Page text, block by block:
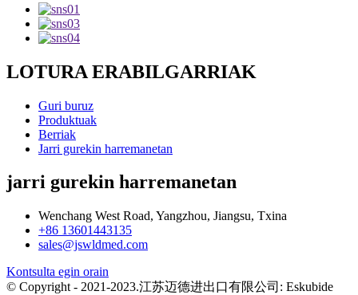
LOTURA ERABILGARRIAK
Guri buruz
Produktuak
Berriak
Jarri gurekin harremanetan
jarri gurekin harremanetan
Wenchang West Road, Yangzhou, Jiangsu, Txina
+86 13601443135
sales@jswldmed.com
Kontsulta egin orain
© Copyright - 2021-2023.江苏迈德进出口有限公司: Eskubide